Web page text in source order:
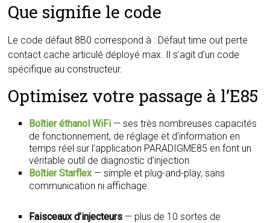
Que signifie le code
Le code défaut 8B0 correspond à : Défaut time out perte
contact cache articulé déployé max. Il s’agit d’un code
spécifique au constructeur.
Optimisez votre passage à l’E85
Boîtier éthanol WiFi — ses très nombreuses capacités
de fonctionnement, de réglage et d’information en
temps réel sur l’application PARADIGME85 en font un
véritable outil de diagnostic d’injection.
Boîtier Starflex— simple et plug-and-play, sans
communication ni affichage.
Faisceaux d’injecteurs — plus de 10 sortes de